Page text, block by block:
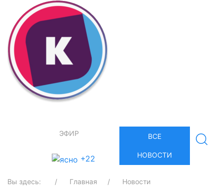
ЭФИР
+22
ВСЕ
НОВОСТИ
Вы здесь: Главная Новости